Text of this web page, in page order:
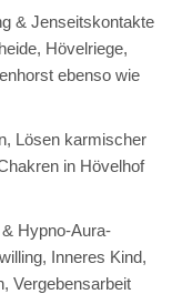
& Jenseitskontakte
Hövelriege,
ebenso wie
Lösen karmischer
in Hövelhof
Hypno-Aura-
Inneres Kind,
Vergebensarbeit